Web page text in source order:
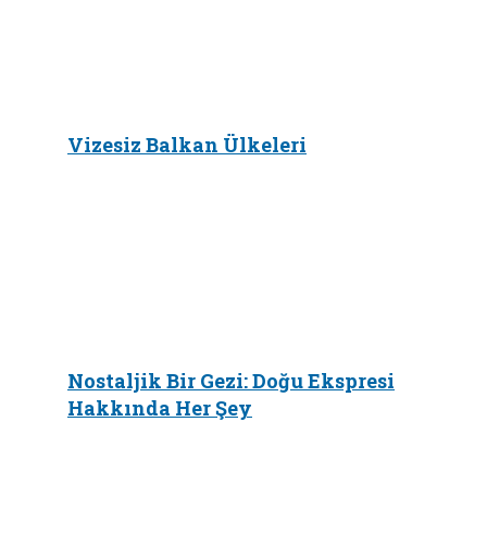
Vizesiz Balkan Ülkeleri
Nostaljik Bir Gezi: Doğu Ekspresi
Hakkında Her Şey